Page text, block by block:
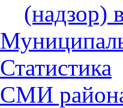
(надзор)
Статистика
СМИ